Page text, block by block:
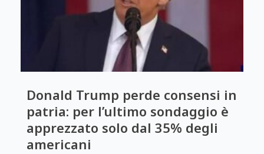
Donald Trump perde consensi in
patria: per l’ultimo sondaggio è
apprezzato solo dal 35% degli
americani